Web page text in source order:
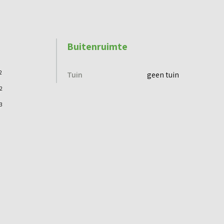
2
3
Buitenruimte
Tuin geen tuin